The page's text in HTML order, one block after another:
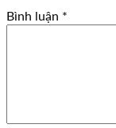
Bình luận *